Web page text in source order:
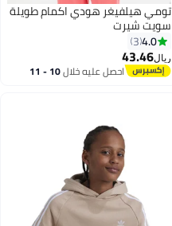
3
تومي هيلفيغر هودي اكمام طويلة
سويت شيرت
4.0
3
ريال43.46
احصل عليه خلال 10 - 11